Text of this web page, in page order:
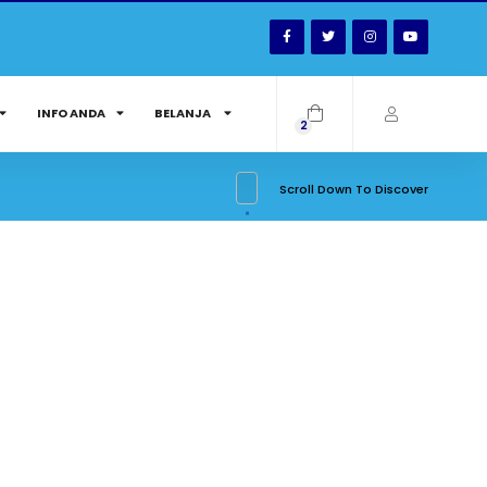
2
INFO ANDA BELANJA
Scroll Down To Discover